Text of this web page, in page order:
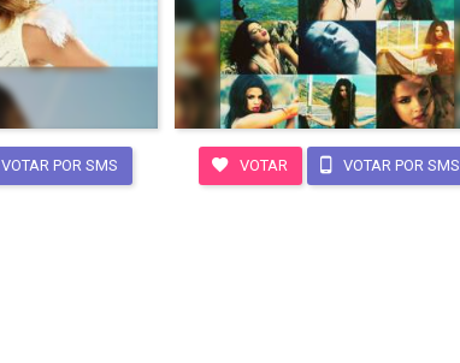
VOTAR POR SMS VOTAR VOTAR POR SMS